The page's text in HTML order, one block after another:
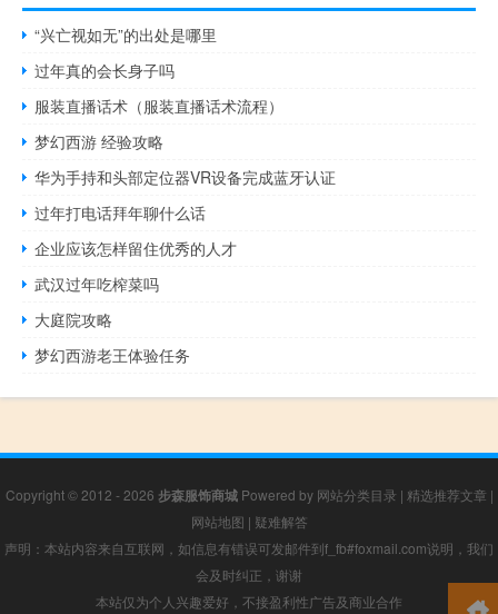
“兴亡视如无”的出处是哪里
过年真的会长身子吗
服装直播话术（服装直播话术流程）
梦幻西游 经验攻略
华为手持和头部定位器VR设备完成蓝牙认证
过年打电话拜年聊什么话
企业应该怎样留住优秀的人才
武汉过年吃榨菜吗
大庭院攻略
梦幻西游老王体验任务
Copyright © 2012 - 2026 步森服饰商城Powered by 网站分类目录 | 精选推荐文章 |
网站地图 | 疑难解答
声明：本站内容来自互联网，如信息有错误可发邮件到f_fb#foxmail.com说明，我们
会及时纠正，谢谢
本站仅为个人兴趣爱好，不接盈利性广告及商业合作